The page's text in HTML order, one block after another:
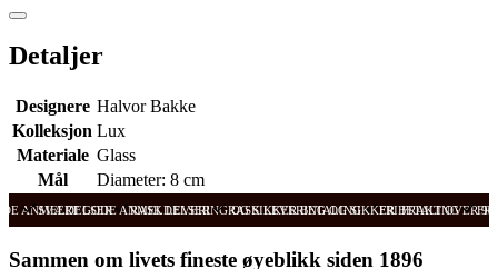
Detaljer
Designere Halvor Bakke
Kolleksjon Lux
Materiale Glass
Mål
Diameter: 8 cm
ANMELDELSER RASK LEVERING OG SIKKER BETALING FRI FRAKT OVER
SVÆRT GODE ANMELDELSER RASK LEVERING OG SIKKER BETALING
Sammen om livets fineste øyeblikk siden 1896